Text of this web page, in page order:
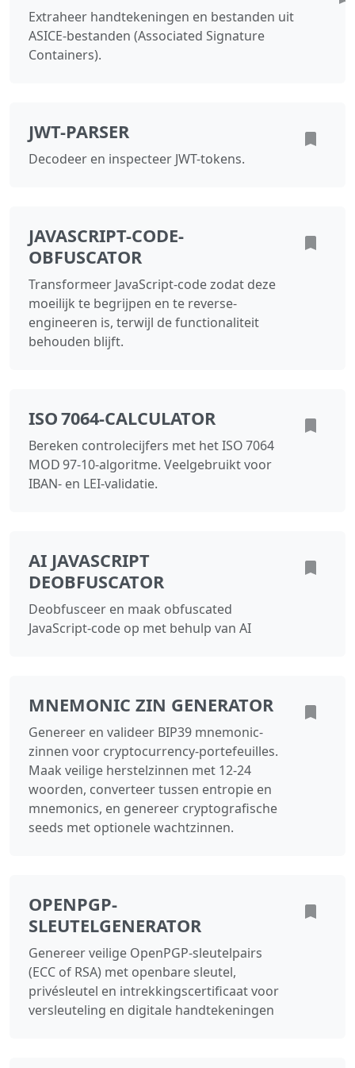
Extraheer handtekeningen en bestanden uit
ASICE‑bestanden (Associated Signature
Containers).
JWT-PARSER
Decodeer en inspecteer JWT-tokens.
JAVASCRIPT-CODE-
OBFUSCATOR
Transformeer JavaScript-code zodat deze
moeilijk te begrijpen en te reverse-
engineeren is, terwijl de functionaliteit
behouden blijft.
ISO 7064‑CALCULATOR
Bereken controlecijfers met het ISO 7064
MOD 97‑10‑algoritme. Veelgebruikt voor
IBAN‑ en LEI‑validatie.
AI JAVASCRIPT
DEOBFUSCATOR
Deobfusceer en maak obfuscated
JavaScript-code op met behulp van AI
MNEMONIC ZIN GENERATOR
Genereer en valideer BIP39 mnemonic-
zinnen voor cryptocurrency-portefeuilles.
Maak veilige herstelzinnen met 12-24
woorden, converteer tussen entropie en
mnemonics, en genereer cryptografische
seeds met optionele wachtzinnen.
OPENPGP-
SLEUTELGENERATOR
Genereer veilige OpenPGP-sleutelpairs
(ECC of RSA) met openbare sleutel,
privésleutel en intrekkingscertificaat voor
versleuteling en digitale handtekeningen